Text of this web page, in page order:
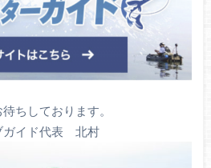
ちしております。
ガイド代表 北村